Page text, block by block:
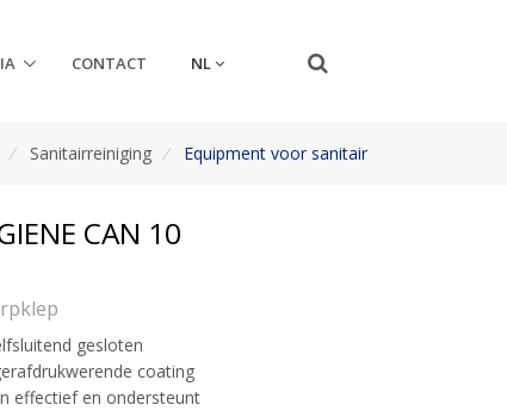
CONTACT NL
/ Sanitairreiniging / Equipment voor sanitair
CAN 10
gesloten
coating
effectief en ondersteunt